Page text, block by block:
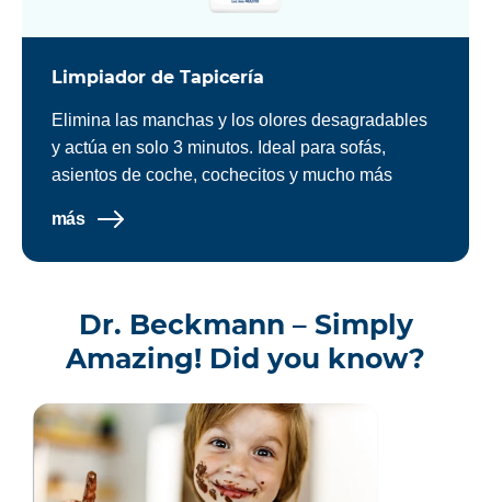
Limpiador de Tapicería
Elimina las manchas y los olores desagradables
y actúa en solo 3 minutos. Ideal para sofás,
asientos de coche, cochecitos y mucho más
más
Dr. Beckmann – Simply
Amazing! Did you know?